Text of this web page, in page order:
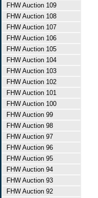
FHW Auction 109
FHW Auction 108
FHW Auction 107
FHW Auction 106
FHW Auction 105
FHW Auction 104
FHW Auction 103
FHW Auction 102
FHW Auction 101
FHW Auction 100
FHW Auction 99
FHW Auction 98
FHW Auction 97
FHW Auction 96
FHW Auction 95
FHW Auction 94
FHW Auction 93
FHW Auction 92